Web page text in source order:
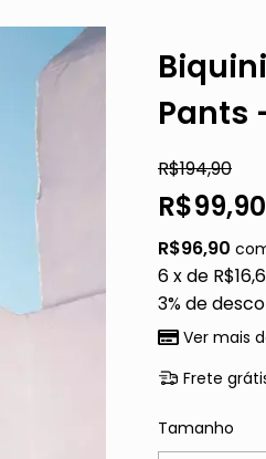
Pants
R$194,90
R$99,90
R$96,90
6x de
3% de
Ver mais
Frete
Tamanho